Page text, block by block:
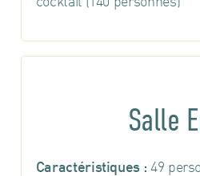
Salle
Caractéristiques : 49